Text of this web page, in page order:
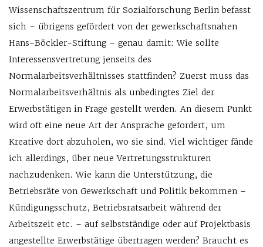
Wissenschaftszentrum für Sozialforschung Berlin befasst
sich – übrigens gefördert von der gewerkschaftsnahen
Hans-Böckler-Stiftung – genau damit: Wie sollte
Interessensvertretung jenseits des
Normalarbeitsverhältnisses stattfinden? Zuerst muss das
Normalarbeitsverhältnis als unbedingtes Ziel der
Erwerbstätigen in Frage gestellt werden. An diesem Punkt
wird oft eine neue Art der Ansprache gefordert, um
Kreative dort abzuholen, wo sie sind. Viel wichtiger fände
ich allerdings, über neue Vertretungsstrukturen
nachzudenken. Wie kann die Unterstützung, die
Betriebsräte von Gewerkschaft und Politik bekommen –
Kündigungsschutz, Betriebsratsarbeit während der
Arbeitszeit etc. – auf selbstständige oder auf Projektbasis
angestellte Erwerbstätige übertragen werden? Braucht es